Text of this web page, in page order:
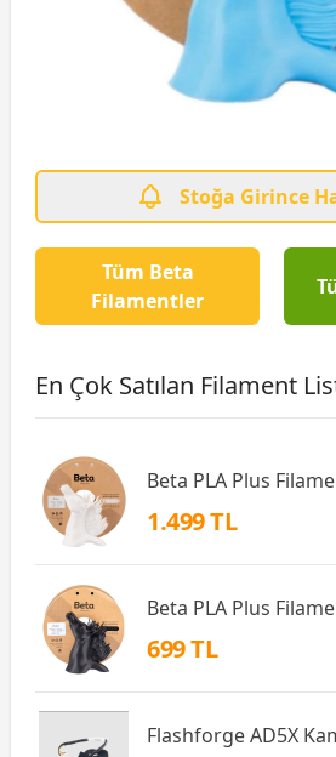
Stoğa Girince
Tüm Beta
Filamentler
En Çok Satılan Filament
Beta PLA Plus
1.499 TL
Beta PLA Plus
699 TL
Flashforge AD5X